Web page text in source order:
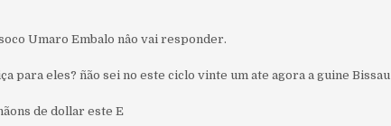
Umaro Embalo nâo vai responder.
para eles? ñão sei no este ciclo vinte um ate agora a guine Bissau
de dollar este E